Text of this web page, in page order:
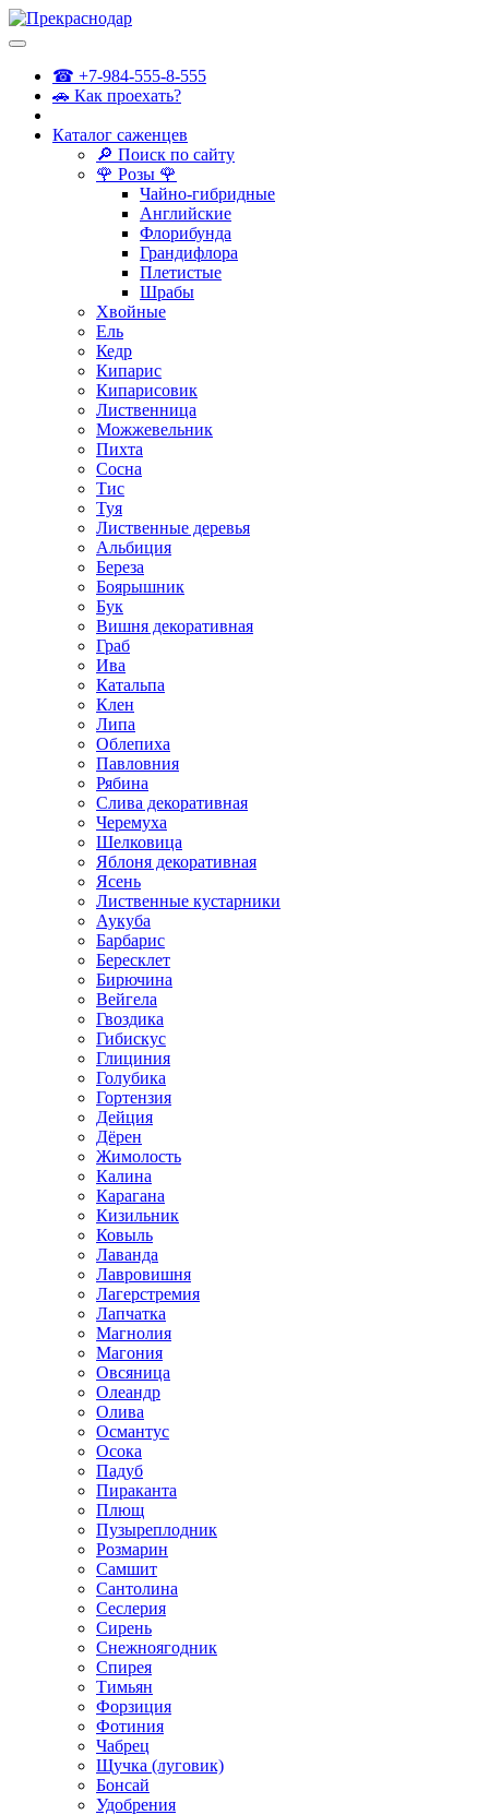
☎ +7-984-555-8-555
🚗 Как проехать?
Каталог саженцев
🔎 Поиск по сайту
🌹 Розы 🌹
Чайно-гибридные
Английские
Флорибунда
Грандифлора
Плетистые
Шрабы
Хвойные
Ель
Кедр
Кипарис
Кипарисовик
Лиственница
Можжевельник
Пихта
Сосна
Тис
Туя
Лиственные деревья
Альбиция
Береза
Боярышник
Бук
Вишня декоративная
Граб
Ива
Катальпа
Клен
Липа
Облепиха
Павловния
Рябина
Слива декоративная
Черемуха
Шелковица
Яблоня декоративная
Ясень
Лиственные кустарники
Аукуба
Барбарис
Бересклет
Бирючина
Вейгела
Гвоздика
Гибискус
Глициния
Голубика
Гортензия
Дейция
Дёрен
Жимолость
Калина
Карагана
Кизильник
Ковыль
Лаванда
Лавровишня
Лагерстремия
Лапчатка
Магнолия
Магония
Овсяница
Олеандр
Олива
Османтус
Осока
Падуб
Пираканта
Плющ
Пузыреплодник
Розмарин
Самшит
Сантолина
Сеслерия
Сирень
Снежноягодник
Спирея
Тимьян
Форзиция
Фотиния
Чабрец
Щучка (луговик)
Бонсай
Удобрения